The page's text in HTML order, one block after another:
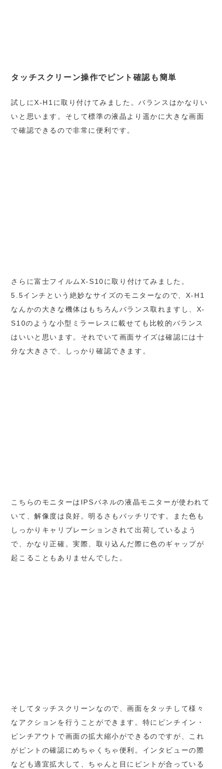
タッチスクリーン操作でピント確認も簡単
試しにX-H1に取り付けてみました。バランスはかなりい
いと思います。そして標準の液晶より遥かに大きな画面
で確認できるので非常に便利です。
さらに富士フイルムX-S10に取り付けてみました。
5.5インチという絶妙なサイズのモニターなので、X-H1
なんかの大きな機体はもちろんバランス取れますし、X-
S10のような小型ミラーレスに載せても比較的バランス
はいいと思います。それでいて画面サイズは確認には十
分な大きさで、しっかり確認できます。
こちらのモニターはIPSパネルの液晶モニターが使われて
いて、解像度は良好。明るさもバッチリです。また色も
しっかりキャリブレーションされて出荷しているよう
で、かなり正確。実際、取り込んだ際に色のギャップが
起こることもありませんでした。
そしてタッチスクリーンなので、画面をタッチして様々
なアクションを行うことができます。特にピンチイン・
ピンチアウトで画面の拡大縮小ができるのですが、これ
がピントの確認にめちゃくちゃ便利。インタビューの際
なども適宜拡大して、ちゃんと目にピントが合っている